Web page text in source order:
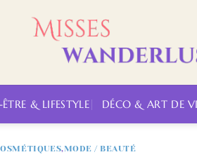
& LIFESTYLE DÉCO & ART DE
,MODE / BEAUTÉ